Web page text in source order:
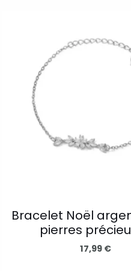
Bracelet Noël
pierres
17,99 €